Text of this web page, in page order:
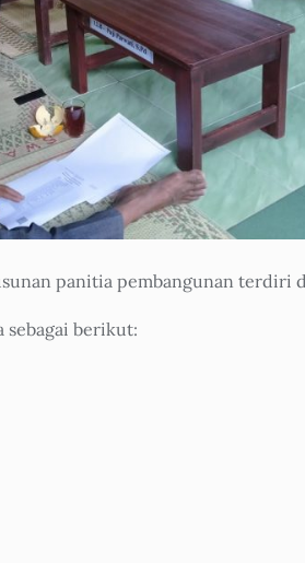
panitia pembangunan terdiri
sebagai berikut: